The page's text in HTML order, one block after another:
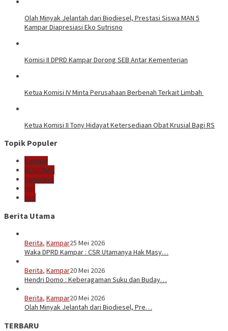
Olah Minyak Jelantah dari Biodiesel, Prestasi Siswa MAN 5
Kampar Diapresiasi Eko Sutrisno
Komisi II DPRD Kampar Dorong SEB Antar Kementerian
Ketua Komisi IV Minta Perusahaan Berbenah Terkait Limbah
Ketua Komisi II Tony Hidayat Ketersediaan Obat Krusial Bagi RS
Topik Populer
Kampar
REGIONAL
Sumatera
Hot
Bus
Berita Utama
Berita, Kampar25 Mei 2026
Waka DPRD Kampar : CSR Utamanya Hak Masy…
Berita, Kampar20 Mei 2026
Hendri Domo : Keberagaman Suku dan Buday…
Berita, Kampar20 Mei 2026
Olah Minyak Jelantah dari Biodiesel, Pre…
TERBARU